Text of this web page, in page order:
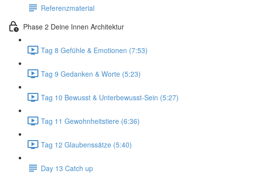
Referenzmaterial
Phase 2 Deine Innen Architektur
Tag 8 Gefühle & Emotionen (7:53)
Tag 9 Gedanken & Worte (5:23)
Tag 10 Bewusst & Unterbewusst-Sein (5:27)
Tag 11 Gewohnheitstiere (6:36)
Tag 12 Glaubenssätze (5:40)
Day 13 Catch up